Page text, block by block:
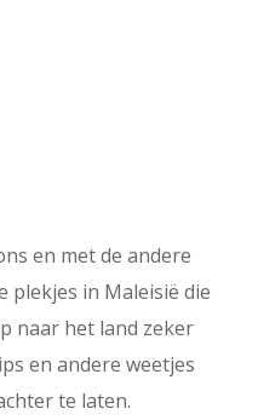
en met de andere
plekjes in Maleisië die
naar het land zeker
en andere weetjes
te laten.